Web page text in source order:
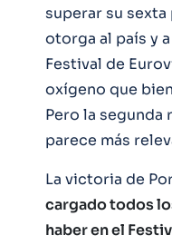
superar su sexta
otorga al país y
Festival de
oxígeno que
Pero la segunda
parece más
La victoria de
cargado todos
haber en el